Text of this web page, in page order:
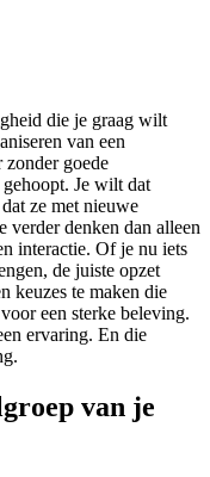
die je graag wilt
van een
goede
Je wilt dat
ze met nieuwe
verder denken dan alleen
interactie. Of je nu iets
de juiste opzet
keuzes te maken die
een sterke beleving.
ervaring. En die
van je